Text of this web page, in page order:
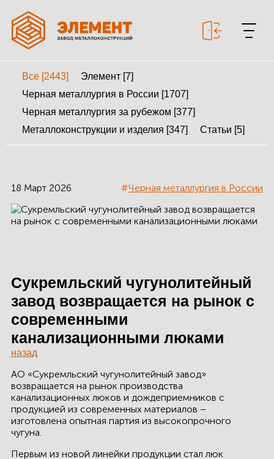
МЕТАЛЛОКОНСТРУКЦИИ
КАЛЬКУЛЯТОР
МЕТАЛЛОКОНСТРУКЦИЙ
ЗДАНИЙ
ПРОЕКТИРОВАНИЕ
БЫСТРОВОЗВОДИМЫЕ
ЗДАНИЯ
СКЛАДЫ
О ЗАВОДЕ
ПРОЕКТЫ
Все [2443]
Элемент [7]
Черная металлургия в России [1707]
Черная металлургия за рубежом [377]
Металлоконструкции и изделия [347]
Статьи [5]
18 Март 2026 #Черная металлургия в России
Сукремльский чугунолитейный
завод возвращается на рынок с
современными
канализационными люками
назад
АО «Сукремльский чугунолитейный завод»
возвращается на рынок производства
канализационных люков и дождеприемников с
продукцией из современных материалов –
изготовлена опытная партия из высокопрочного
чугуна.
Первым из новой линейки продукции стал люк